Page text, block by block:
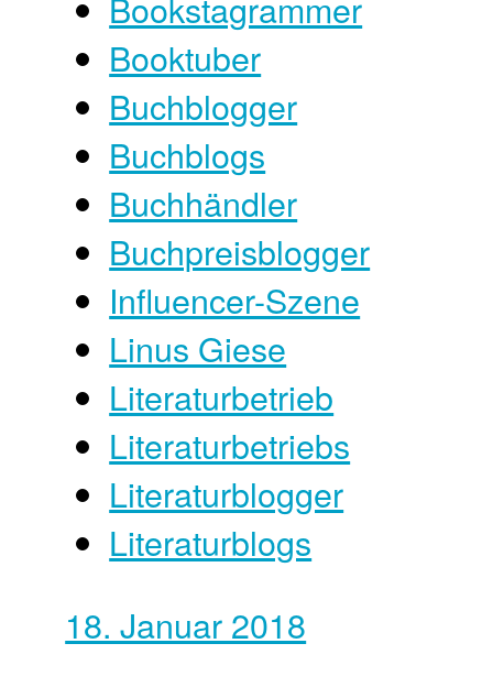
Booktuber
Buchblogger
Buchblogs
Buchhändler
Buchpreisblogger
Influencer-Szene
Linus Giese
Literaturbetrieb
Literaturbetriebs
Literaturblogger
Literaturblogs
18. Januar 2018